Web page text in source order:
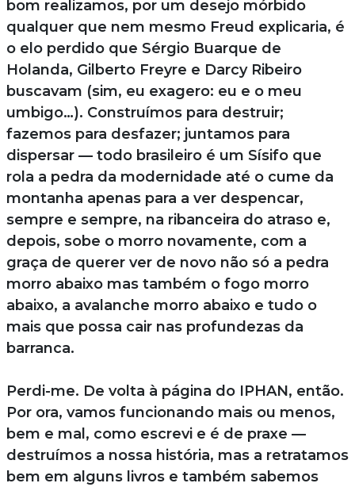
bom realizamos, por um desejo mórbido
qualquer que nem mesmo Freud explicaria, é
o elo perdido que Sérgio Buarque de
Holanda, Gilberto Freyre e Darcy Ribeiro
buscavam (sim, eu exagero: eu e o meu
umbigo…). Construímos para destruir;
fazemos para desfazer; juntamos para
dispersar — todo brasileiro é um Sísifo que
rola a pedra da modernidade até o cume da
montanha apenas para a ver despencar,
sempre e sempre, na ribanceira do atraso e,
depois, sobe o morro novamente, com a
graça de querer ver de novo não só a pedra
morro abaixo mas também o fogo morro
abaixo, a avalanche morro abaixo e tudo o
mais que possa cair nas profundezas da
barranca.
Perdi-me. De volta à página do IPHAN, então.
Por ora, vamos funcionando mais ou menos,
bem e mal, como escrevi e é de praxe —
destruímos a nossa história, mas a retratamos
bem em alguns livros e também sabemos